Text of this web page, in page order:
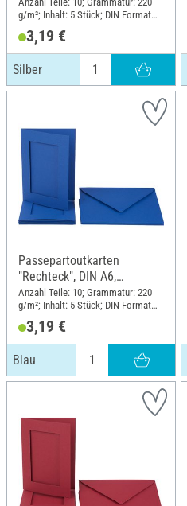
g/m²; Inhalt: 5 Stück; DIN Format
3,19 €
Silber
Passepartoutkarten
"Rechteck", DIN A6,
220g/m², 10-tlg., Blau
Anzahl Teile: 10; Grammatur: 220
g/m²; Inhalt: 5 Stück; DIN Format
3,19 €
Blau